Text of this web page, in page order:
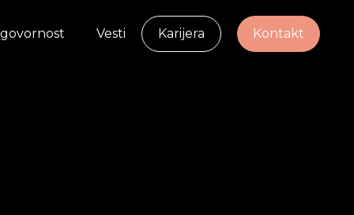
Vesti Karijera Kontakt